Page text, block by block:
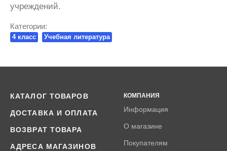
учреждений.
Категории:
4 класс Учебная литература
КАТАЛОГ ТОВАРОВ
ДОСТАВКА И ОПЛАТА
ВОЗВРАТ ТОВАРА
АДРЕСА МАГАЗИНОВ
КОМПАНИЯ
Информация
О магазине
Покупателям